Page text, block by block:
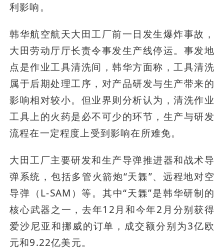
利影响。
韩华航空航天大田工厂前一日发生爆炸事故，
大田劳动厅厅长责令事发生产线停运。事发地
点是作业工具清洗间，韩华方面称，工具清洗
属于后期处理工序，对产品研发与生产带来的
影响相对较小。但业界则分析认为，清洗作业
工具上的火药是必不可少的环节，生产与研发
流程在一定程度上受到影响在所难免。
大田工厂主要研发和生产导弹推进器和战术导
弹系统，包括多管火箭炮“天橆”、远程地对空
导弹（L-SAM）等。其中“天橆”是韩华研制的
核心武器之一，去年12月和今年2月分别获得
爱沙尼亚和挪威的订单，成交额分别为3亿欧
元和9.22亿美元。